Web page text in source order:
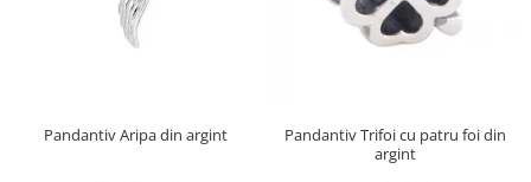
Pandantiv Aripa din argint
Pandantiv Trifoi cu patru foi din
argint